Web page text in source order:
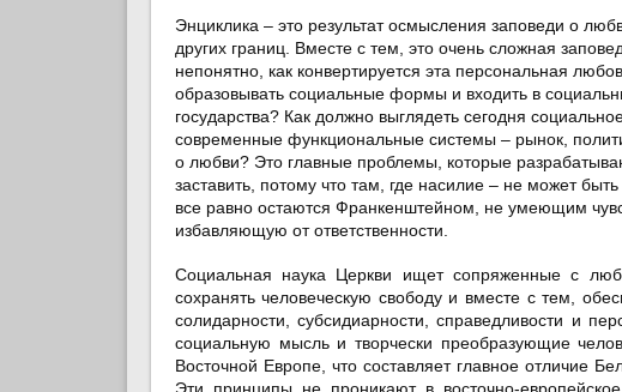
Энциклика – это результат осмысления заповеди о
других границ. Вместе с тем, это очень сложная
непонятно, как конвертируется эта персональная
образовывать социальные формы и входить в
государства? Как должно выглядеть сегодня
современные функциональные системы – рынок,
о любви? Это главные проблемы, которые
заставить, потому что там, где насилие – не может
все равно остаются Франкенштейном, не умеющим
избавляющую от ответственности.
Социальная наука Церкви ищет сопряженные с
сохранять человеческую свободу и вместе с тем,
солидарности, субсидиарности, справедливости и
социальную мысль и творчески преобразующие
Восточной Европе, что составляет главное отличие